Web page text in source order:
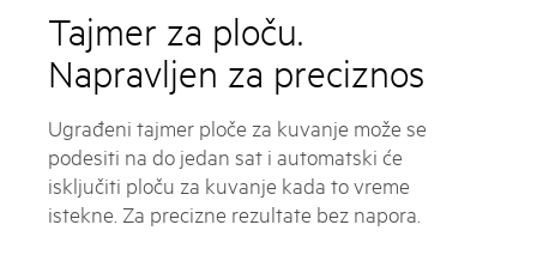
Tajmer za ploču.
Napravljen za preciznos
Ugrađeni tajmer ploče za kuvanje može se
podesiti na do jedan sat i automatski će
isključiti ploču za kuvanje kada to vreme
istekne. Za precizne rezultate bez napora.